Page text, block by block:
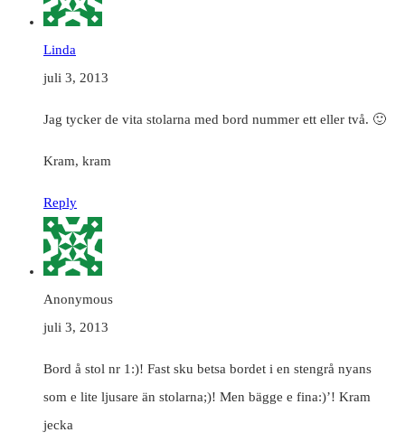
Linda
juli 3, 2013
Jag tycker de vita stolarna med bord nummer ett eller två. 🙂
Kram, kram
Reply
Anonymous
juli 3, 2013
Bord å stol nr 1:)! Fast sku betsa bordet i en stengrå nyans
som e lite ljusare än stolarna;)! Men bägge e fina:)’! Kram
jecka